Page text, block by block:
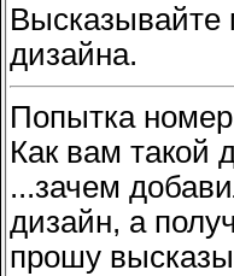
Высказывайте
дизайна.
Попытка
Как вам такой
...зачем
дизайн, а
прошу